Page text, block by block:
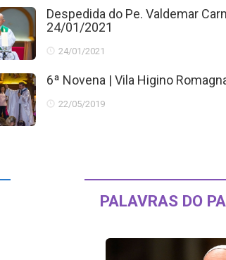
Despedida do Pe. Valdemar
24/01/2021
24/01/2021
6ª Novena | Vila Higino
22/05/2019
PALAVRAS DO